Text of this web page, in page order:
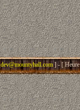
dev@mountyhall.com] - [ Heure